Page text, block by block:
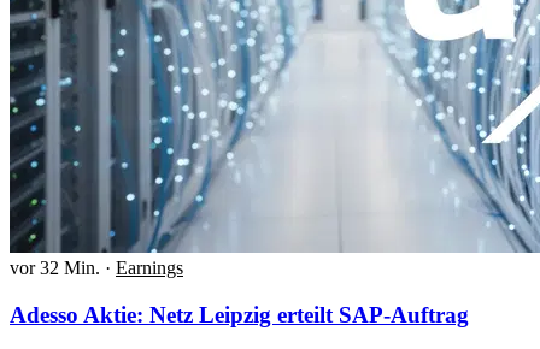
vor 32 Min. · Earnings
Adesso Aktie: Netz Leipzig erteilt SAP-Auftrag